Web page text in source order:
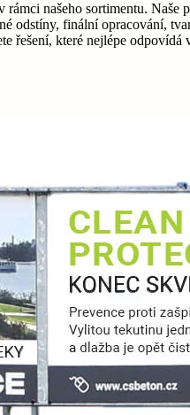
našeho sortimentu. Naše
odstíny, finální opracování,
řešení, které nejlépe odpovídá